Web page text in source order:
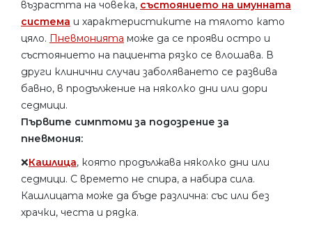
възрастта на човека, състоянието на имунната
система и характеристиките на тялото като
цяло. Пневмонията може да се прояви остро и
състоянието на пациента рязко се влошава. В
други клинични случаи заболяването се развива
бавно, в продължение на няколко дни или дори
седмици.
Първите симптоми за подозрение за
пневмония:
❌Кашлица, която продължава няколко дни или
седмици. С времето не спира, а набира сила.
Кашлицата може да бъде различна: със или без
храчки, честа и рядка.